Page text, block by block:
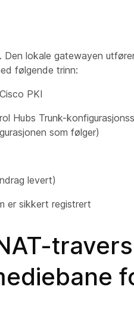
Den lokale gatewayen
følgende trinn:
PKI
Hubs Trunk-
som følger)
levert)
er sikkert registrert